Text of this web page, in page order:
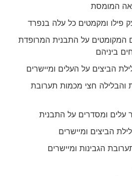
המומסת
על התבנית המרופדת
ביניהם
הביצים על העלים ומיישרים
חצי מכמות תערובת
ומסדרים על התבנית
הביצים ומיישרים
הגבינות ומיישרים